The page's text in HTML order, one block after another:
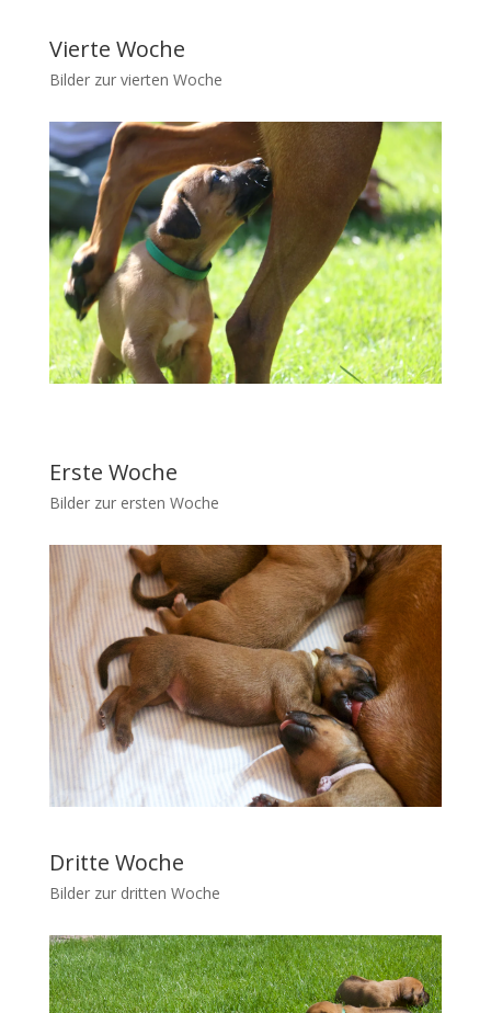
Vierte Woche
Bilder zur vierten Woche
Erste Woche
Bilder zur ersten Woche
Dritte Woche
Bilder zur dritten Woche